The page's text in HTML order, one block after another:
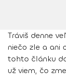
Tráviš denne
niečo zle a ani
tohto článku
už viem, čo